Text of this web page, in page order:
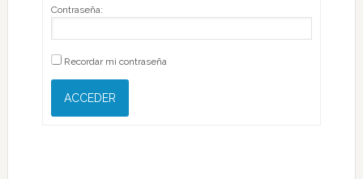
Contraseña:
Recordar mi contraseña
ACCEDER